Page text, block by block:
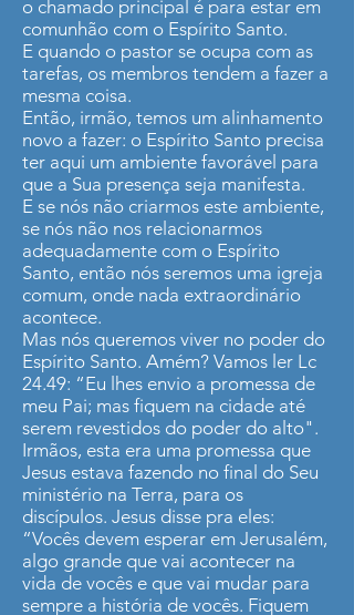
o chamado principal é para estar em
comunhão com o Espírito Santo.
E quando o pastor se ocupa com as
tarefas, os membros tendem a fazer a
mesma coisa.
Então, irmão, temos um alinhamento
novo a fazer: o Espírito Santo precisa
ter aqui um ambiente favorável para
que a Sua presença seja manifesta.
E se nós não criarmos este ambiente,
se nós não nos relacionarmos
adequadamente com o Espírito
Santo, então nós seremos uma igreja
comum, onde nada extraordinário
acontece.
Mas nós queremos viver no poder do
Espírito Santo. Amém? Vamos ler Lc
24.49: “Eu lhes envio a promessa de
meu Pai; mas fiquem na cidade até
serem revestidos do poder do alto".
Irmãos, esta era uma promessa que
Jesus estava fazendo no final do Seu
ministério na Terra, para os
discípulos. Jesus disse pra eles:
“Vocês devem esperar em Jerusalém,
algo grande que vai acontecer na
vida de vocês e que vai mudar para
sempre a história de vocês. Fiquem